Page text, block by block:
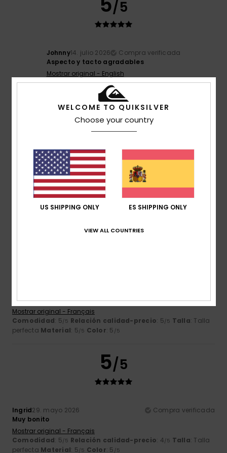
/5
Johnny14. julio 2026
Compra verificada
Aspecto y tacto agradables
Mostrar original - English
4/5
28. junio 2026
No es lo bastante largo, pero por lo demás el corte es
perfecto
Mostrar original - Français
Comodidad: 5/5 Relación calidad-precio
Recomiendo este producto
¡Muy bonito, perfecto!
Mostrar original - Français
Comodidad: 5/5 Relación calidad-precio: 5/5 Talla: Talla
perfecta Material: 5/5 Color: 5 /5
5/5
Ingrid29. mayo 2026
Compra verificada
Muy bonito
Mostrar original - Français
Comodidad: 5/5 Relación calidad-precio: 4/5 Talla: Talla
perfecta Material: 5/5 Color: 5 /5
WELCOME TO QUIKSILVER
Choose your country
US SHIPPING ONLY ES SHIPPING ONLY
VIEW ALL COUNTRIES